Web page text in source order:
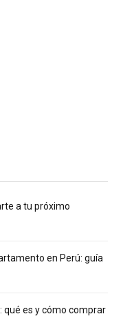
a tu próximo
en Perú: guía
qué es y cómo comprar